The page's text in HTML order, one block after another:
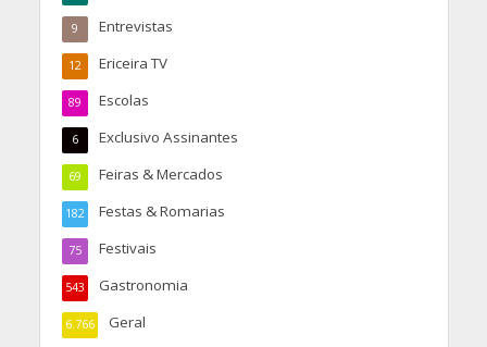
Entrevistas
9
Ericeira TV
12
Escolas
89
Exclusivo Assinantes
6
Feiras & Mercados
69
Festas & Romarias
182
Festivais
75
Gastronomia
543
Geral
6.766